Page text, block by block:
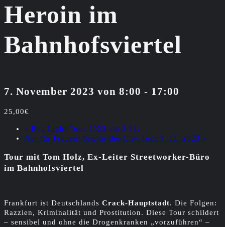
Heroin im
Bahnhofsviertel
7. November 2023 von 8:00 - 17:00
25,00€
« Red Light Tour 2023 am 3.11.
Nur für Frauen: Sex-in-the-City-Tour 9_11_2023 »
Tour mit Tom Holz, Ex-Leiter Streetworker-Büro
im Bahnhofsviertel
Frankfurt ist Deutschlands Crack-Hauptstadt. Die Folgen:
Razzien, Kriminalität und Prostitution. Diese Tour schildert
– sensibel und ohne die Drogenkranken „vorzuführen“ –